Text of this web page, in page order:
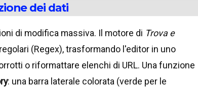
dei dati
di modifica massiva. Il motore di Trova e
(Regex), trasformando l'editor in uno
o riformattare elenchi di URL. Una funzione
: una barra laterale colorata (verde per le